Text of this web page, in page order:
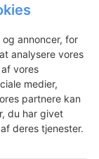
annoncer, for
analysere vores
vores
medier,
partnere kan
du har givet
deres tjenester.